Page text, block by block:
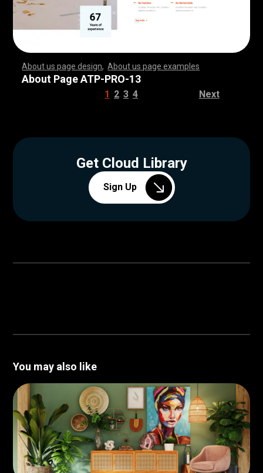
About us page design ,About us page examples
,,,,,,,,,,,,,,,,,,,,,,,, ,,,,,,,,,,,,,,,,,,,,,,,,,,,
,,,,,,,,,,,,,,,,,,,,,,,, ,,,,,,,,,,,,,,,,,,,,,,,,,,,
,,,,,,,,,,,,,,,,,,,,,,,, ,,,,,,,,,,,,,,,,,,,,,,,,,,,
,,,,,,,,,,,,,,,,,,,,,,,, ,,,,,,,,,,,,,,,,,,,,,,,,,,,
,,,,,,,,,,,,,,,,,,,,,,,, ,,,,,,,,,,,,,,,,,,,,,,,,,,,
,,,,,,,,,,,,,,,,,,,,,,,, ,,,,,,,,,,,,,,,,,,,,,,,,,,,
,,,,,,,,,,,,,,,,,,,,,,,, ,,,,,,,,,,,,,,,,,,,,,,,,,,,
,,,,,,,,,,,,,,,,,,,,,,,, ,,,,,,,,,,,,
About Page ATP-PRO-13
1 2 3 4 Next
Get Cloud Library
Sign Up
You may also like